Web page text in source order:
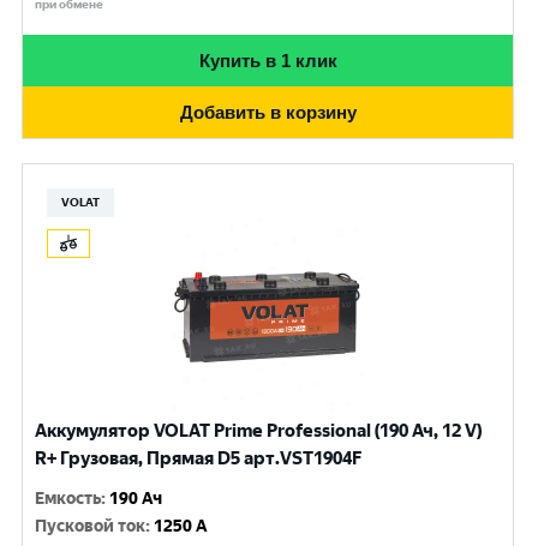
при обмене
Купить в 1 клик
Добавить в корзину
VOLAT
Аккумулятор VOLAT Prime Professional (190 Ач, 12 V)
R+ Грузовая, Прямая D5 арт.VST1904F
Емкость: 190 Ач
Пусковой ток: 1250 A